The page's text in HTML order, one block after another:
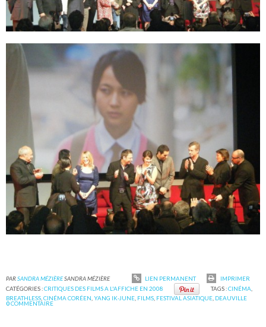
PARSANDRA MÉZIÈRESANDRA MÉZIÈRE LIEN PERMANENT
IMPRIMER
CATÉGORIES :CRITIQUES DES FILMS A L'AFFICHE EN 2008 TAGS :CINÉMA
BREATHLESS ,CINÉMA CORÉEN ,YANG IK-JUNE FILMS FESTIVAL ASIATIQUE DEAUVILLE
0COMMENTAIRE